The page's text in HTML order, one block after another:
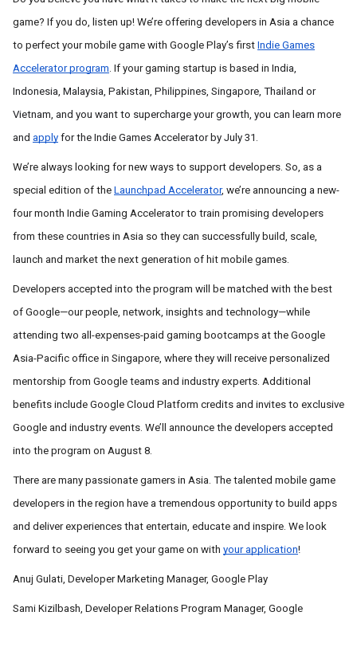
game? If you do, listen up! We’re offering developers in Asia a chance
to perfect your mobile game with Google Play’s first Indie Games
Accelerator program. If your gaming startup is based in India,
Indonesia, Malaysia, Pakistan, Philippines, Singapore, Thailand or
Vietnam, and you want to supercharge your growth, you can learn more
and apply for the Indie Games Accelerator by July 31.
We’re always looking for new ways to support developers. So, as a
special edition of the Launchpad Accelerator, we’re announcing a new-
four month Indie Gaming Accelerator to train promising developers
from these countries in Asia so they can successfully build, scale,
launch and market the next generation of hit mobile games.
Developers accepted into the program will be matched with the best
of Google—our people, network, insights and technology—while
attending two all-expenses-paid gaming bootcamps at the Google
Asia-Pacific office in Singapore, where they will receive personalized
mentorship from Google teams and industry experts. Additional
benefits include Google Cloud Platform credits and invites to exclusive
Google and industry events. We’ll announce the developers accepted
into the program on August 8.
There are many passionate gamers in Asia. The talented mobile game
developers in the region have a tremendous opportunity to build apps
and deliver experiences that entertain, educate and inspire. We look
forward to seeing you get your game on with your application!
Anuj Gulati, Developer Marketing Manager, Google Play
Sami Kizilbash, Developer Relations Program Manager, Google